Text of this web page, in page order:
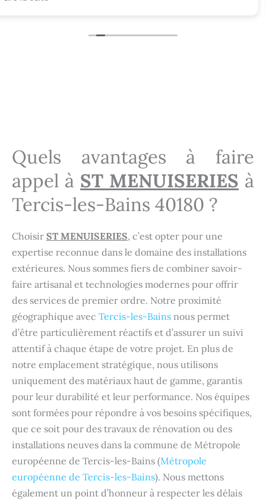
Quels avantages à faire
appel à ST MENUISERIES à
Tercis-les-Bains 40180 ?
Choisir ST MENUISERIES, c’est opter pour une
expertise reconnue dans le domaine des installations
extérieures. Nous sommes fiers de combiner savoir-
faire artisanal et technologies modernes pour offrir
des services de premier ordre. Notre proximité
géographique avec Tercis-les-Bains nous permet
d’être particulièrement réactifs et d’assurer un suivi
attentif à chaque étape de votre projet. En plus de
notre emplacement stratégique, nous utilisons
uniquement des matériaux haut de gamme, garantis
pour leur durabilité et leur performance. Nos équipes
sont formées pour répondre à vos besoins spécifiques,
que ce soit pour des travaux de rénovation ou des
installations neuves dans la commune de Métropole
européenne de Tercis-les-Bains (Métropole
européenne de Tercis-les-Bains). Nous mettons
également un point d’honneur à respecter les délais